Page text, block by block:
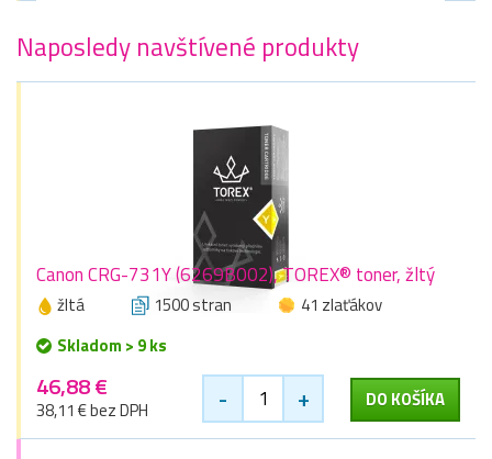
Naposledy navštívené produkty
Canon CRG-731Y (6269B002), TOREX® toner, žltý
žltá 1500 stran
41 zlaťákov
Skladom > 9 ks
46,88 €
38,11 € bez DPH - + DO KOŠÍKA